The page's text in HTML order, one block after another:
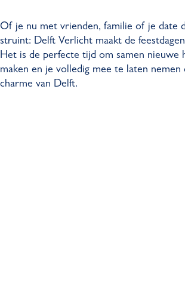
Of je nu met vrienden, familie of je date
struint: Delft Verlicht maakt de
Het is de perfecte tijd om samen nieuwe
maken en je volledig mee te laten
charme van Delft.